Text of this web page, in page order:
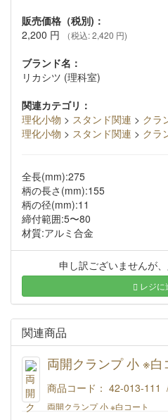
販売価格（税別)：
2,200 円 （税込: 2,420 円)
ブランド名：
リカシツ (理科室)
関連カテゴリ：
理化小物 > スタンド関連 > クラ
理化小物 > スタンド関連 > クラ
全長(mm):275
柄の長さ(mm):155
柄の径(mm):11
締付範囲:5〜80
材質:アルミ合金
申し訳ございませんが
レジに
関連商品
両開クランプ 小 ※白
商品コード： 42-013-111
両開クランプ 小 ※白コート